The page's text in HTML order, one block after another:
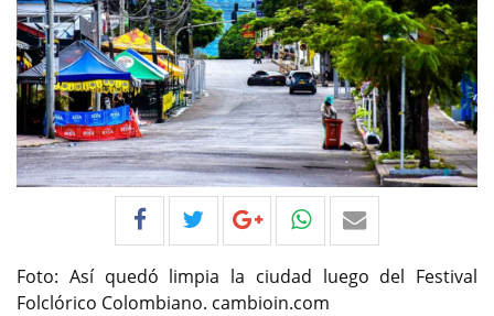
Foto: Así quedó limpia la ciudad luego del Festival
Folclórico Colombiano. cambioin.com